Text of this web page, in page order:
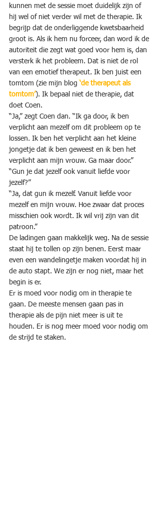
kunnen met de sessie moet duidelijk zijn of
hij wel of niet verder wil met de therapie. Ik
begrijp dat de onderliggende kwetsbaarheid
groot is. Als ik hem nu forceer, dan word ik de
autoriteit die zegt wat goed voor hem is, dan
versterk ik het probleem. Dat is niet de rol
van een emotief therapeut. Ik ben juist een
tomtom (zie mijn blog ‘de therapeut als
tomtom’). Ik bepaal niet de therapie, dat
doet Coen.
“Ja,” zegt Coen dan. “Ik ga door, ik ben
verplicht aan mezelf om dit probleem op te
lossen. Ik ben het verplicht aan het kleine
jongetje dat ik ben geweest en ik ben het
verplicht aan mijn vrouw. Ga maar door.”
“Gun je dat jezelf ook vanuit liefde voor
jezelf?”
“Ja, dat gun ik mezelf. Vanuit liefde voor
mezelf en mijn vrouw. Hoe zwaar dat proces
misschien ook wordt. Ik wil vrij zijn van dit
patroon.”
De ladingen gaan makkelijk weg. Na de sessie
staat hij te tollen op zijn benen. Eerst maar
even een wandelingetje maken voordat hij in
de auto stapt. We zijn er nog niet, maar het
begin is er.
Er is moed voor nodig om in therapie te
gaan. De meeste mensen gaan pas in
therapie als de pijn niet meer is uit te
houden. Er is nog meer moed voor nodig om
de strijd te staken.